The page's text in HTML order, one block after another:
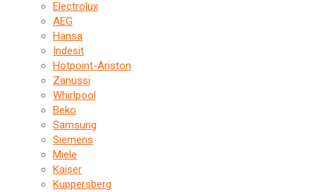
Electrolux
AEG
Hansa
Indesit
Hotpoint-Ariston
Zanussi
Whirlpool
Beko
Samsung
Siemens
Miele
Kaiser
Kuppersberg